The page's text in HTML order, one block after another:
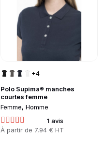
Polo Supima® manches
courtes femme
Femme, Homme
1 avis
Prix
À partir de 7,94 € HT
+4